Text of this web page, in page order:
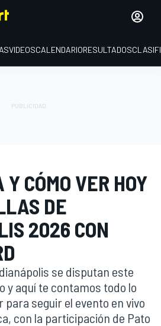
VIDEOSCALENDARIORESULTADOS
Y CÓMO VER HOY
DE
2026 CON
se disputan este
y aquí te contamos todo lo
seguir el evento en vivo
con la participación de Pato